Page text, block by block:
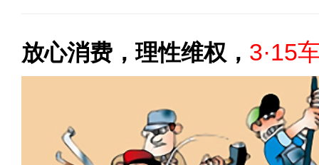
放心消费，理性维权， 3·15